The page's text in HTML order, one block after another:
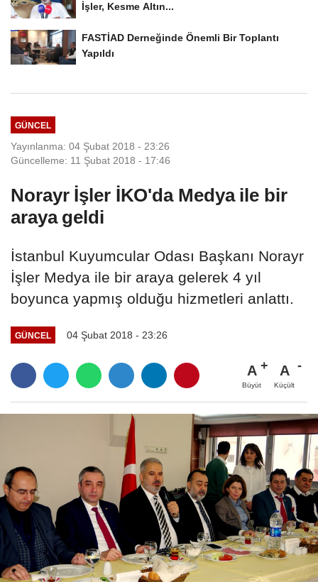
İşler, Kesme Altın...
FASTİAD Derneğinde Önemli Bir Toplantı
Yapıldı
GÜNCEL
Yayınlanma: 04 Şubat 2018 - 23:26
Güncelleme: 11 Şubat 2018 - 17:46
Norayr İşler İKO'da Medya ile bir
araya geldi
İstanbul Kuyumcular Odası Başkanı Norayr
İşler Medya ile bir araya gelerek 4 yıl
boyunca yapmış olduğu hizmetleri anlattı.
GÜNCEL 04 Şubat 2018 - 23:26
A
Büyüt
A
Küçült